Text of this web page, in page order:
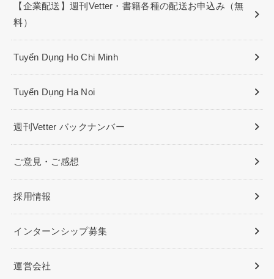
【企業配送】週刊Vetter・書籍各種の配送お申込み（無
料）
Tuyển Dụng Ho Chi Minh
Tuyển Dụng Ha Noi
週刊Vetter バックナンバー
ご意見・ご感想
採用情報
インターンシップ募集
運営会社